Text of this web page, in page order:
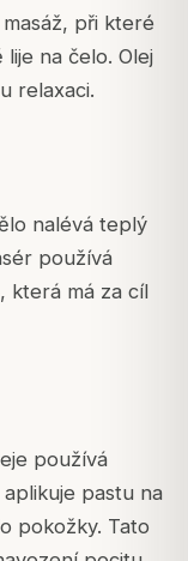
při které
na čelo. Olej
relaxaci.
nalévá teplý
používá
která má za cíl
používá
pastu na
pokožky. Tato